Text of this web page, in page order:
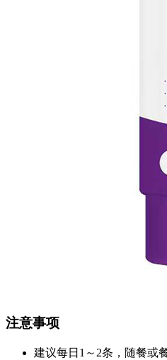
注意事项
建议每日1～2条，随餐或